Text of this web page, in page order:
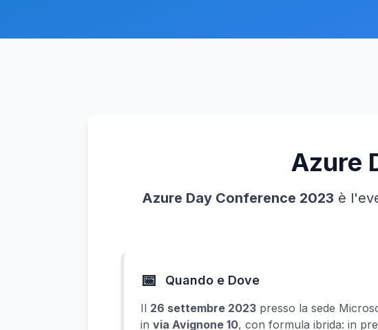
Azure
Azure Day Conference 2023 è
📅 Quando e Dove
Il 26 settembre 2023 presso la sede
in via Avignone 10, con formula ibrida: in